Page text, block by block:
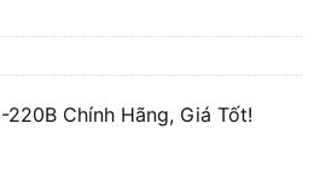
220B Chính Hãng, Giá Tốt!
số lượng